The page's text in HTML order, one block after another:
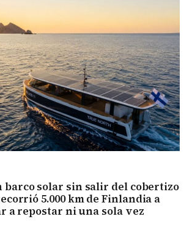
barco solar sin salir del cobertizo
5.000 km de Finlandia a
a repostar ni una sola vez